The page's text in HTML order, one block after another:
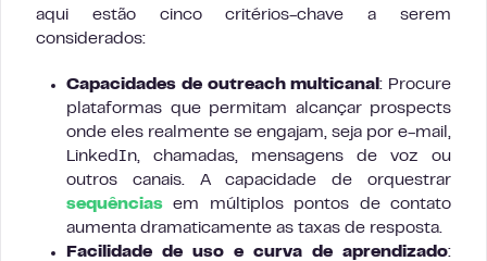
aqui estão cinco critérios-chave a serem
considerados:
Capacidades de outreach multicanal: Procure
plataformas que permitam alcançar prospects
onde eles realmente se engajam, seja por e-mail,
LinkedIn, chamadas, mensagens de voz ou
outros canais. A capacidade de orquestrar
sequências em múltiplos pontos de contato
aumenta dramaticamente as taxas de resposta.
Facilidade de uso e curva de aprendizado: